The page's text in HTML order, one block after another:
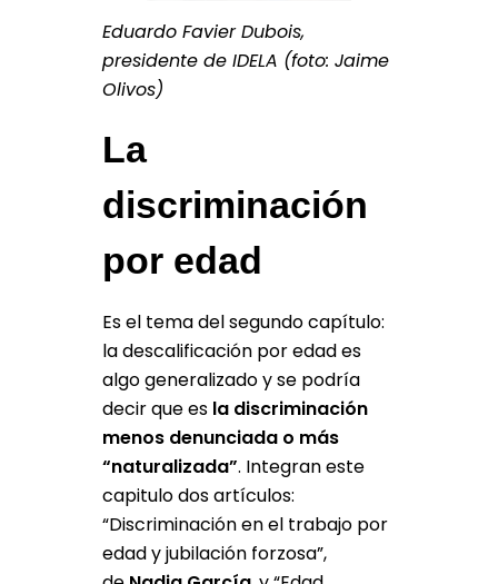
Eduardo Favier Dubois,
presidente de IDELA (foto: Jaime
Olivos)
La
discriminación
por edad
Es el tema del segundo capítulo:
la descalificación por edad es
algo generalizado y se podría
decir que esla discriminación
menos denunciada o más
“naturalizada”. Integran este
capitulo dos artículos:
“Discriminación en el trabajo por
edad y jubilación forzosa”,